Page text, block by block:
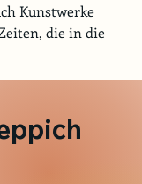
Kunstwerke
die in die